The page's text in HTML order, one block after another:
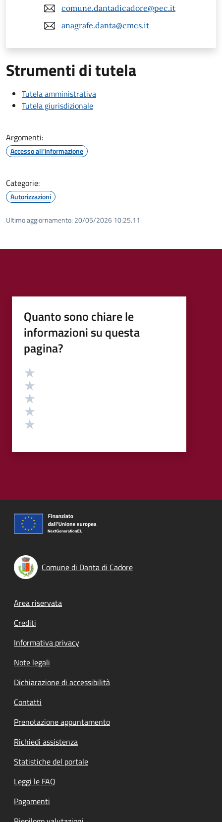
comune.dantadicadore@pec.it
anagrafe.danta@cmcs.it
Strumenti di tutela
Tutela amministrativa
Tutela giurisdizionale
Argomenti:
Accesso all'informazione
Categorie:
Autorizzazioni
Ultimo aggiornamento: 20/05/2026 10:25.11
Quanto sono chiare le
informazioni su questa
pagina?
Valutazione
Comune di Danta di Cadore
Footer menu
Area riservata
Crediti
Informativa privacy
Note legali
Dichiarazione di accessibilità
Contatti
Prenotazione appuntamento
Richiedi assistenza
Statistiche del portale
Leggi le FAQ
Pagamenti